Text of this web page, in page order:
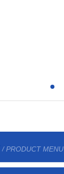
/ PRODUCT MENU